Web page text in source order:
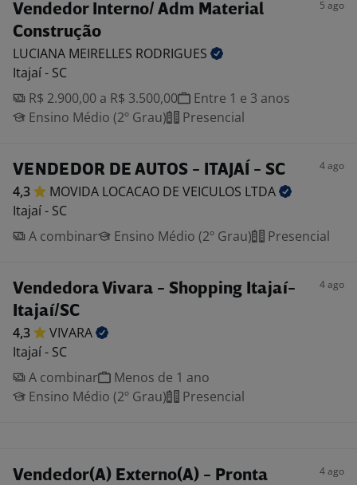
Vendedor Interno/ Adm Material
Construção
5 ago
LUCIANA MEIRELLES RODRIGUES
Itajaí - SC
R$ 2.900,00 a R$ 3.500,00
Entre 1 e 3 anos
Ensino Médio (2º Grau)
Presencial
VENDEDOR DE AUTOS - ITAJAÍ - SC 4 ago
4,3 MOVIDA LOCACAO DE VEICULOS LTDA
Itajaí - SC
A combinar
Ensino Médio (2º Grau) Presencial
Vendedora Vivara - Shopping Itajaí-
Itajaí/SC
4 ago
4,3
VIVARA
Itajaí - SC
A combinar
Menos de 1 ano
Ensino Médio (2º Grau)
Presencial
Vendedor(A) Externo(A) - Pronta
4 ago